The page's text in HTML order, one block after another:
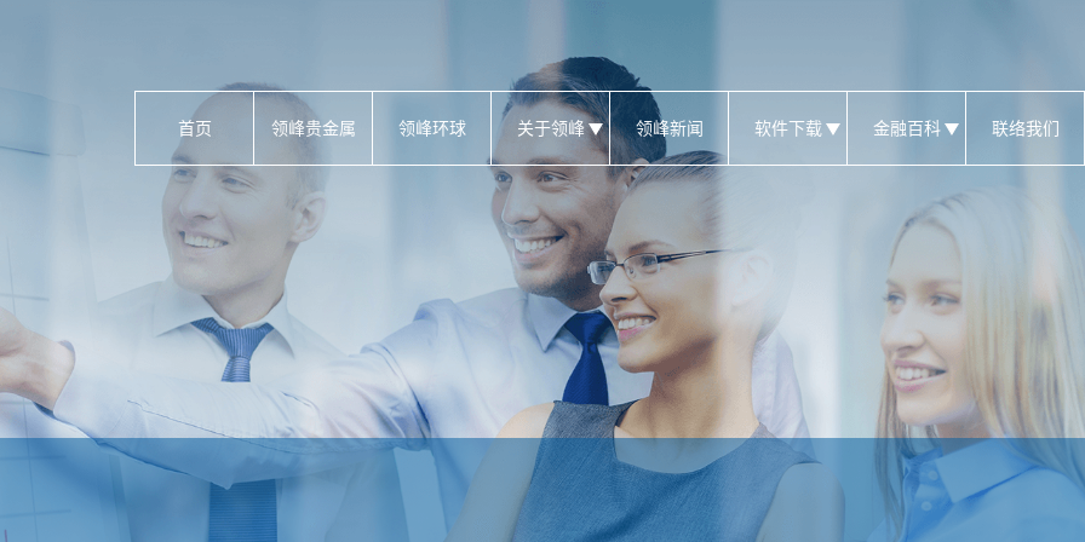
首页 领峰贵金属 领峰环球 关于领峰 领峰新闻 软件下载 金融百科 联络我们